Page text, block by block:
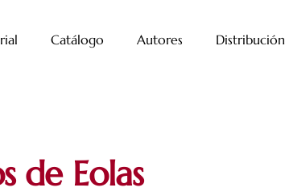
Catálogo Autores Distribución
de Eolas